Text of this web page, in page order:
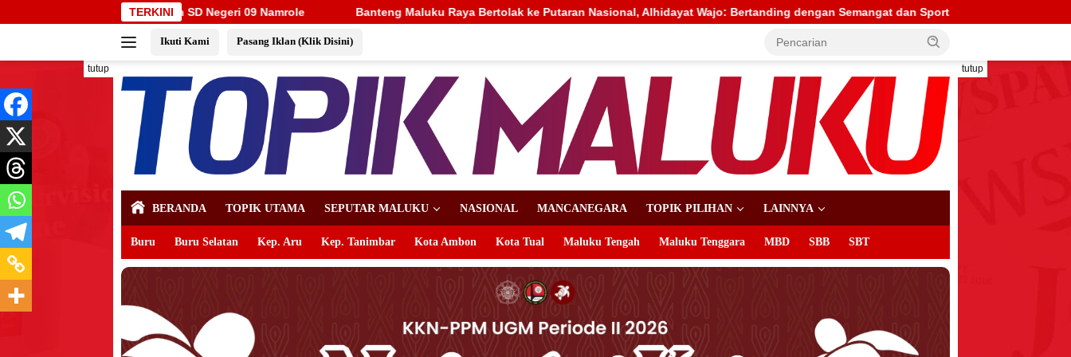
ke
TERKINIBanteng Maluku Raya Bertolak ke Putaran Nasional, Alhidayat Wajo: Bertanding dengan Semangat dan Sportivitas Benhur Watubun Minta Doa untuk Banteng
Ikuti Kami Pasang Iklan (Klik Disini)
tutup tutup
BERANDA TOPIK UTAMA SEPUTAR MALUKU NASIONAL MANCANEGARA TOPIK PILIHAN LAINNYA
Buru Buru Selatan Kep. Aru Kep. Tanimbar Kota Ambon Kota Tual Maluku Tengah Maluku Tenggara MBD SBB SBT